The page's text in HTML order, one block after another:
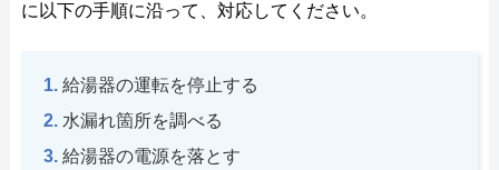
に以下の手順に沿って、対応してください。
給湯器の運転を停止する
水漏れ箇所を調べる
給湯器の電源を落とす